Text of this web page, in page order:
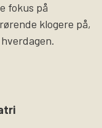
fokus på
klogere på,